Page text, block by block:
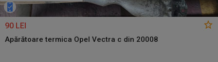
90 LEI
Apărătoare termica Opel Vectra c din 20008